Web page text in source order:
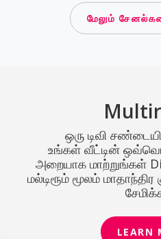
மேலும்
ஒரு டிவி
உங்கள் வீட்டின்
அறையாக மாற்றுங்கள்
மல்டிரூம் மூலம்
LEARN